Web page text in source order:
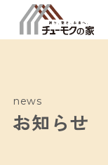
news
お知らせ